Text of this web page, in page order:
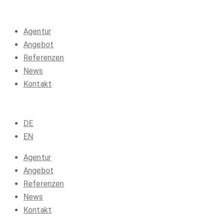
Agentur
Angebot
Referenzen
News
Kontakt
DE
EN
Agentur
Angebot
Referenzen
News
Kontakt